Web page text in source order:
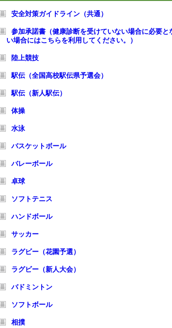
安全対策ガイドライン（共通）
参加承諾書（健康診断を受けていない場合に必要
い場合にはこちらを利用してください。）
陸上競技
駅伝（全国高校駅伝県予選会）
駅伝（新人駅伝）
体操
水泳
バスケットボール
バレーボール
卓球
ソフトテニス
ハンドボール
サッカー
ラグビー（花園予選）
ラグビー（新人大会）
バドミントン
ソフトボール
相撲